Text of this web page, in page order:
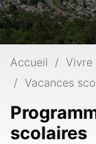
Accueil Vivre
Vacances
scolaires